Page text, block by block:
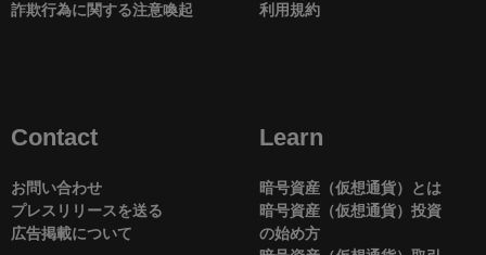
詐欺行為に関する注意喚起
利用規約
Contact
お問い合わせ
プレスリリースを送る
広告掲載について
Learn
暗号資産（仮想通貨）とは
暗号資産（仮想通貨）投資
の始め方